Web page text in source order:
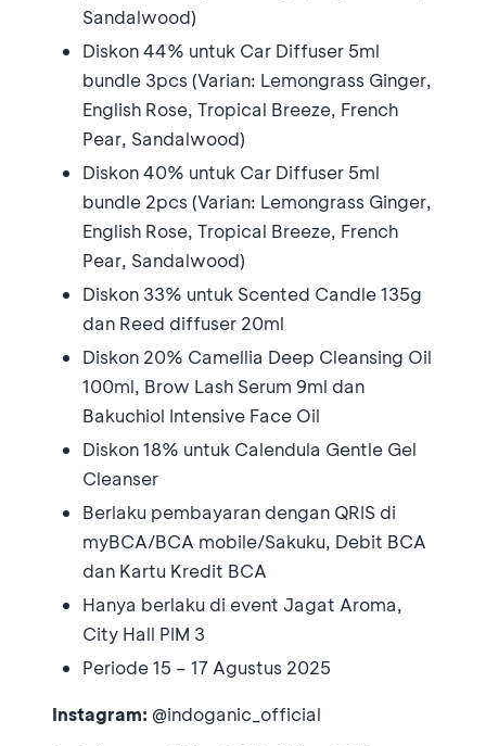
Sandalwood)
Diskon 44% untuk Car Diffuser 5ml
bundle 3pcs (Varian: Lemongrass Ginger,
English Rose, Tropical Breeze, French
Pear, Sandalwood)
Diskon 40% untuk Car Diffuser 5ml
bundle 2pcs (Varian: Lemongrass Ginger,
English Rose, Tropical Breeze, French
Pear, Sandalwood)
Diskon 33% untuk Scented Candle 135g
dan Reed diffuser 20ml
Diskon 20% Camellia Deep Cleansing Oil
100ml, Brow Lash Serum 9ml dan
Bakuchiol Intensive Face Oil
Diskon 18% untuk Calendula Gentle Gel
Cleanser
Berlaku pembayaran dengan QRIS di
myBCA/BCA mobile/Sakuku, Debit BCA
dan Kartu Kredit BCA
Hanya berlaku di event Jagat Aroma,
City Hall PIM 3
Periode 15 – 17 Agustus 2025
Instagram: @indoganic_official